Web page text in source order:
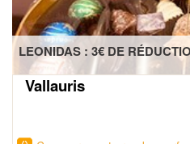
LEONIDAS : 3€ DE
Vallauris